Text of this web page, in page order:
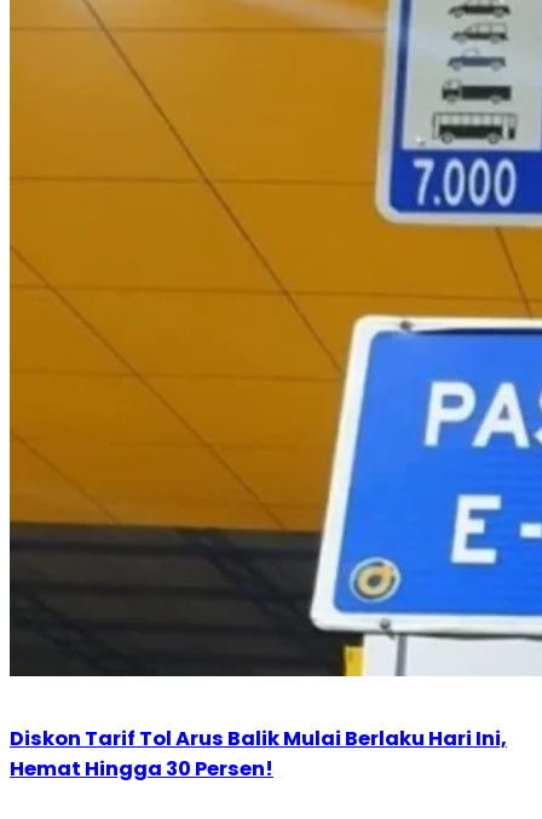
Diskon Tarif Tol Arus Balik Mulai Berlaku Hari Ini,
Hemat Hingga 30 Persen!